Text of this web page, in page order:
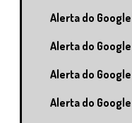
Alerta do
Alerta do
Alerta do
Alerta do